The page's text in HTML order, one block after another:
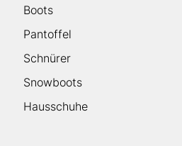
Boots
Pantoffel
Schnürer
Snowboots
Hausschuhe